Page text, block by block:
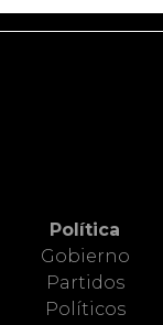
Política
Gobierno
Partidos
Políticos